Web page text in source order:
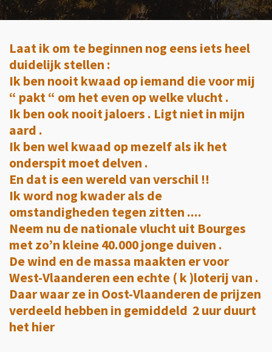
Laat ik om te beginnen nog eens iets heel
duidelijk stellen :
Ik ben nooit kwaad op iemand die voor mij
“ pakt “ om het even op welke vlucht .
Ik ben ook nooit jaloers . Ligt niet in mijn
aard .
Ik ben wel kwaad op mezelf als ik het
onderspit moet delven .
En dat is een wereld van verschil !!
Ik word nog kwader als de
omstandigheden tegen zitten ....
Neem nu de nationale vlucht uit Bourges
met zo’n kleine 40.000 jonge duiven .
De wind en de massa maakten er voor
West-Vlaanderen een echte ( k )loterij van .
Daar waar ze in Oost-Vlaanderen de prijzen
verdeeld hebben in gemiddeld 2 uur duurt
het hier